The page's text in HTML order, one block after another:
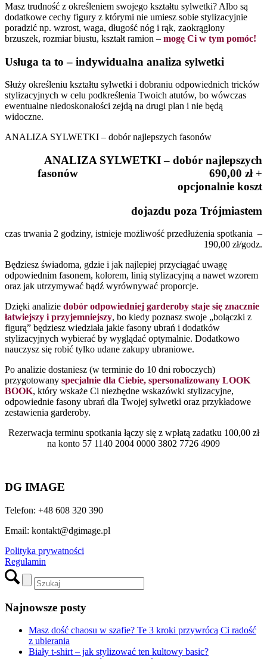
Masz trudność z określeniem swojego kształtu sylwetki? Albo są
dodatkowe cechy figury z którymi nie umiesz sobie stylizacyjnie
poradzić np. wzrost, waga, długość nóg i rąk, zaokrąglony
brzuszek, rozmiar biustu, kształt ramion – mogę Ci w tym pomóc!
Usługa ta to – indywidualna analiza sylwetki
Służy określeniu kształtu sylwetki i dobraniu odpowiednich tricków
stylizacyjnych w celu podkreślenia Twoich atutów, bo wówczas
ewentualne niedoskonałości zejdą na drugi plan i nie będą
widoczne.
ANALIZA SYLWETKI – dobór najlepszych fasonów
ANALIZA SYLWETKI – dobór najlepszych
fasonów 690,00 zł +
opcjonalnie koszt
dojazdu poza Trójmiastem
czas trwania 2 godziny, istnieje możliwość przedłużenia spotkania –
190,00 zł/godz.
Będziesz świadoma, gdzie i jak najlepiej przyciągać uwagę
odpowiednim fasonem, kolorem, linią stylizacyjną a nawet wzorem
oraz jak utrzymywać bądź wyrównywać proporcje.
Dzięki analizie dobór odpowiedniej garderoby staje się znacznie
łatwiejszy i przyjemniejszy, bo kiedy poznasz swoje „bolączki z
figurą” będziesz wiedziała jakie fasony ubrań i dodatków
stylizacyjnych wybierać by wyglądać optymalnie. Dodatkowo
nauczysz się robić tylko udane zakupy ubraniowe.
Po analizie dostaniesz (w terminie do 10 dni roboczych)
przygotowany specjalnie dla Ciebie, spersonalizowany LOOK
BOOK, który wskaże Ci niezbędne wskazówki stylizacyjne,
odpowiednie fasony ubrań dla Twojej sylwetki oraz przykładowe
zestawienia garderoby.
Rezerwacja terminu spotkania łączy się z wpłatą zadatku 100,00 zł
na konto 57 1140 2004 0000 3802 7726 4909
DG IMAGE
Telefon: +48 608 320 390
Email: kontakt@dgimage.pl
Polityka prywatności
Regulamin
Najnowsze posty
Masz dość chaosu w szafie? Te 3 kroki przywrócą Ci radość
z ubierania
Biały t-shirt – jak stylizować ten kultowy basic?